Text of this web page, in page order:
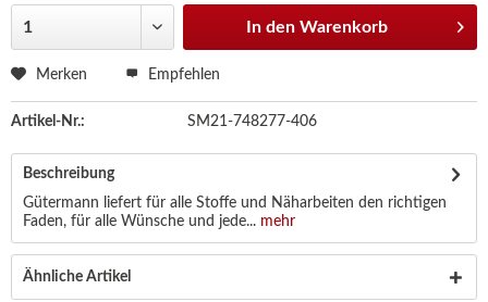
In den Warenkorb
Merken Empfehlen
Artikel-Nr.: SM21-748277-406
Beschreibung
Gütermann liefert für alle Stoffe und Näharbeiten den richtigen
Faden, für alle Wünsche und jede... mehr
Ähnliche Artikel